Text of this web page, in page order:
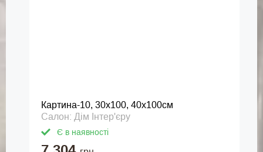
Картина-10, 30х100, 40х100см
Салон: Дім Інтер'єру
Є в наявності